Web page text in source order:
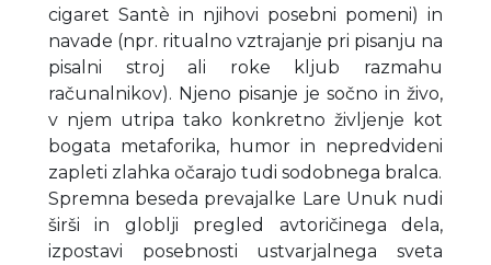
cigaret Santè in njihovi posebni pomeni) in
navade (npr. ritualno vztrajanje pri pisanju na
pisalni stroj ali roke kljub razmahu
računalnikov). Njeno pisanje je sočno in živo,
v njem utripa tako konkretno življenje kot
bogata metaforika, humor in nepredvideni
zapleti zlahka očarajo tudi sodobnega bralca.
Spremna beseda prevajalke Lare Unuk nudi
širši in globlji pregled avtoričinega dela,
izpostavi posebnosti ustvarjalnega sveta